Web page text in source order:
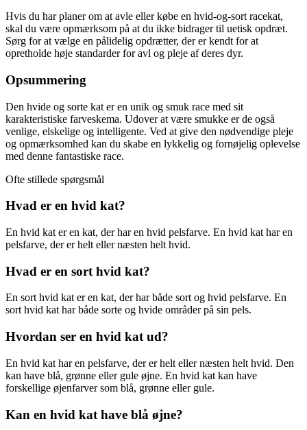
Hvis du har planer om at avle eller købe en hvid-og-sort racekat,
skal du være opmærksom på at du ikke bidrager til uetisk opdræt.
Sørg for at vælge en pålidelig opdrætter, der er kendt for at
opretholde høje standarder for avl og pleje af deres dyr.
Opsummering
Den hvide og sorte kat er en unik og smuk race med sit
karakteristiske farveskema. Udover at være smukke er de også
venlige, elskelige og intelligente. Ved at give den nødvendige pleje
og opmærksomhed kan du skabe en lykkelig og fornøjelig oplevelse
med denne fantastiske race.
Ofte stillede spørgsmål
Hvad er en hvid kat?
En hvid kat er en kat, der har en hvid pelsfarve. En hvid kat har en
pelsfarve, der er helt eller næsten helt hvid.
Hvad er en sort hvid kat?
En sort hvid kat er en kat, der har både sort og hvid pelsfarve. En
sort hvid kat har både sorte og hvide områder på sin pels.
Hvordan ser en hvid kat ud?
En hvid kat har en pelsfarve, der er helt eller næsten helt hvid. Den
kan have blå, grønne eller gule øjne. En hvid kat kan have
forskellige øjenfarver som blå, grønne eller gule.
Kan en hvid kat have blå øjne?